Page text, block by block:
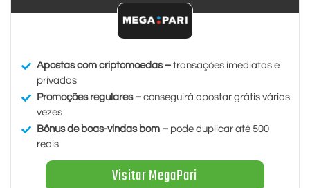
Apostas com criptomoedas – transações imediatas e
privadas
Promoções regulares – conseguirá apostar grátis várias
vezes
Bônus de boas-vindas bom – pode duplicar até 500
reais
Visitar MegaPari